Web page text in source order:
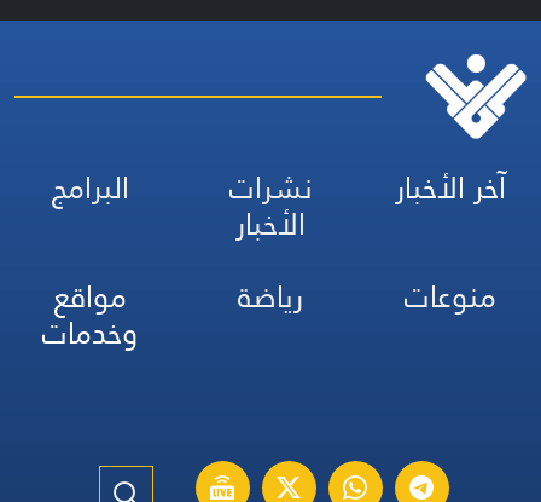
آخر الأخبار نشرات
الأخبار
البرامج
منوعات
رياضة مواقع
وخدمات